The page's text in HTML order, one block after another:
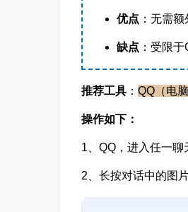
优点 ：无需
缺点 ：受限
推荐工具： QQ（电
操作如下：
1、QQ，进入任一聊
2、长按对话中的图